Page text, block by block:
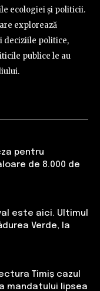
ecologiei și politicii.
explorează
deciziile politice,
publice le au
pentru
de 8.000 de
este aici. Ultimul
Verde, la
Timiș cazul
mandatului lipsea